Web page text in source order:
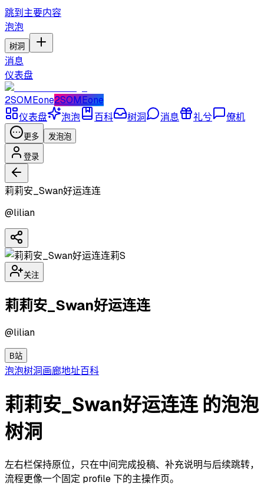
跳到主要内容
泡泡
树洞
消息
仪表盘
2SOMEone2SOMEone
仪表盘
泡泡 百科 树洞 消息 礼兮 僚机
更多 发泡泡
登录
莉莉安_Swan好运连连
@lilian
莉S
关注
莉莉安_Swan好运连连
@lilian
B站
泡泡树洞画廊地址百科
莉莉安_Swan好运连连 的泡泡
树洞
左右栏保持原位，只在中间完成投稿、补充说明与后续跳转，
流程更像一个固定 profile 下的主操作页。